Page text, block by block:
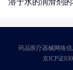
溶于水的润滑剂
药品医疗器械网络
京ICP证